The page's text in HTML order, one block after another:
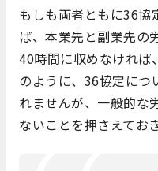
もしも両者ともに36協
ば、本業先と副業先の
40時間に収めなければ
のように、36協定につ
れませんが、一般的な
ないことを押さえてお